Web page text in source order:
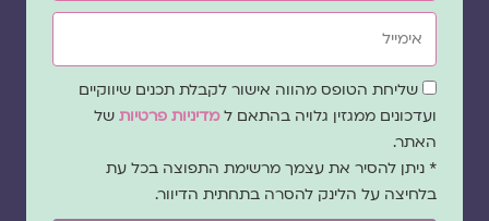
אימייל
שדה
הסכמה
שליחת הטופס מהווה אישור לקבלת תכנים שיווקיים
ועדכונים ממגזין גלויה בהתאם ל מדיניות פרטיותשל
האתר.
* ניתן להסיר את עצמך מרשימת התפוצה בכל עת
בלחיצה על הלינק להסרה בתחתית הדיוור.